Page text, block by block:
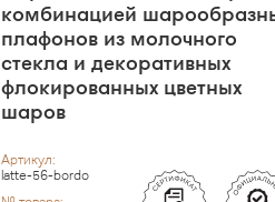
комбинацией
плафонов из молочного
стекла и декоративных
флокированных цветных
шаров
Артикул:
latte-56-bordo